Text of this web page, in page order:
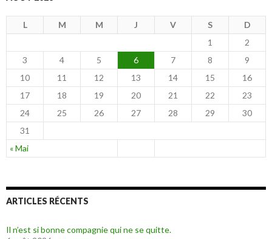
L M M J V S D
« Mai
1
2
3
4 5 6 7 8
9
10
11 12 13 14 15
16
17
18 19 20 21 22
23
24
25 26 27 28 29
30
31
ARTICLES RÉCENTS
Il n’est si bonne compagnie qui ne se quitte.